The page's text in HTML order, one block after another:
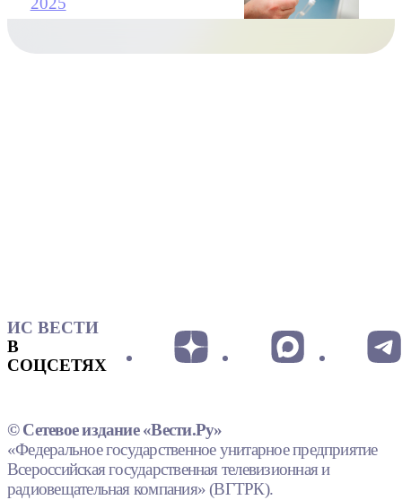
ИС ВЕСТИ
В
СОЦСЕТЯХ
© Сетевое издание «Вести.Ру»
«Федеральное государственное унитарное предприятие
Всероссийская государственная телевизионная и
радиовещательная компания» (ВГТРК).